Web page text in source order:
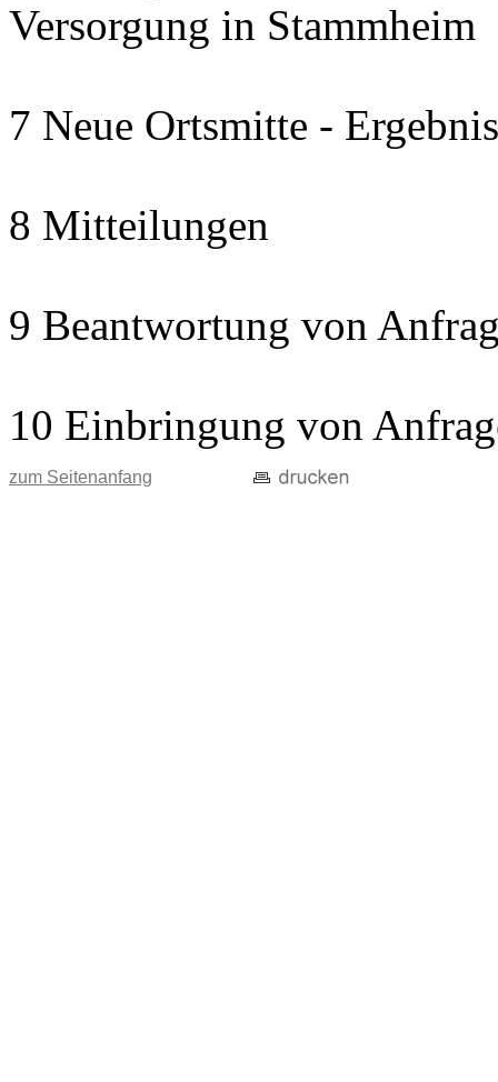
Versorgung in Stammheim
7 Neue Ortsmitte -
8 Mitteilungen
9 Beantwortung von
10 Einbringung von
zum Seitenanfang